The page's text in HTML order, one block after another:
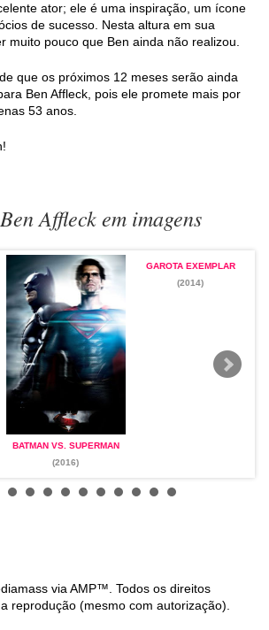
ator; ele é uma inspiração, um ícone
de sucesso. Nesta altura em sua
muito pouco que Ben ainda não realizou.
que os próximos 12 meses serão ainda
Ben Affleck, pois ele promete mais por
53 anos.
Affleck em imagens
BATMAN VS. SUPERMAN
(2016)
GAROTA EXEMPLAR
(2014)
via AMP™. Todos os direitos
reprodução (mesmo com autorização).